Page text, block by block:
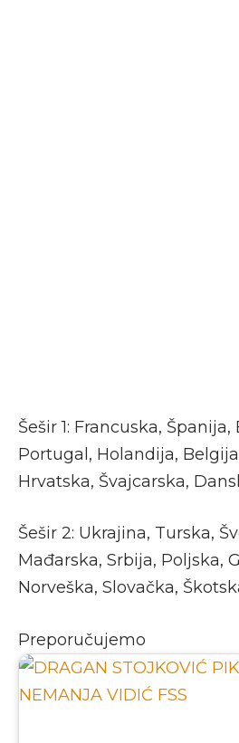
Šešir 1: Francuska, Španija,
Portugal, Holandija,
Hrvatska, Švajcarska,
Šešir 2: Ukrajina, Turska,
Mađarska, Srbija, Poljska,
Norveška, Slovačka,
Preporučujemo